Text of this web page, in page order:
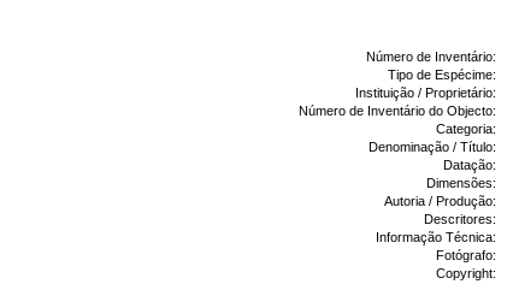
Número de Inventário:
Tipo de Espécime:
Instituição / Proprietário:
Número de Inventário do Objecto:
Categoria:
Denominação / Título:
Datação:
Dimensões:
Autoria / Produção:
Descritores:
Informação Técnica:
Fotógrafo:
Copyright: